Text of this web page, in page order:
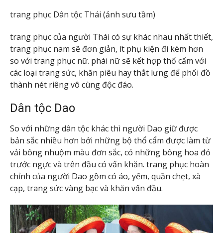
trang phục Dân tộc Thái (ảnh sưu tầm)
trang phục của người Thái có sự khác nhau nhất thiết,
trang phục nam sẽ đơn giản, ít phụ kiện đi kèm hơn
so với trang phục nữ. phái nữ sẽ kết hợp thổ cẩm với
các loại trang sức, khăn piêu hay thắt lưng để phối đồ
thành nét riêng vô cùng độc đáo.
Dân tộc Dao
So với những dân tộc khác thì người Dao giữ được
bản sắc nhiều hơn bởi những bộ thổ cẩm được làm từ
vải bông nhuộm màu đơn sắc, có những bông hoa đỏ
trước ngực và trên đầu có vấn khăn. trang phục hoàn
chỉnh của người Dao gồm có áo, yếm, quần chẹt, xà
cạp, trang sức vàng bạc và khăn vấn đầu.